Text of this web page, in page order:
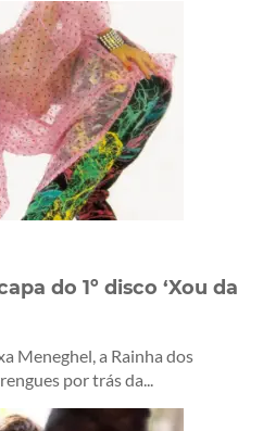
do 1º disco ‘Xou da
Meneghel, a Rainha dos
por trás da...